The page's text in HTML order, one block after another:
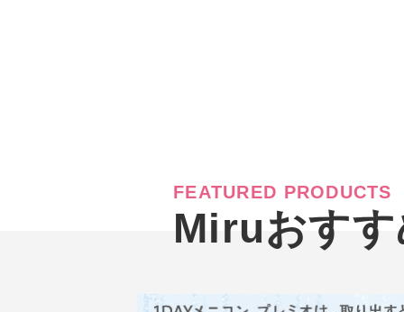
FEATURED PRODUCTS
Miruおす